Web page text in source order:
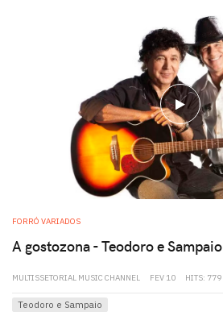
play
FORRÓ VARIADOS
A gostozona - Teodoro e Sampaio
MULTISSETORIAL MUSIC CHANNEL FEV 10 HITS: 779
Teodoro e Sampaio